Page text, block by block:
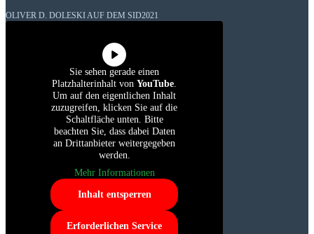
OLIVER D. DOLESKI AUF DEM SID2021
Sie sehen gerade einen
Platzhalterinhalt von YouTube
Um auf den eigentlichen Inhalt
zuzugreifen, klicken Sie auf die
Schaltfläche unten. Bitte
beachten Sie, dass dabei Daten
an Drittanbieter weitergegeben
werden.
Mehr Informationen
Inhalt entsperren
Erforderlichen Service